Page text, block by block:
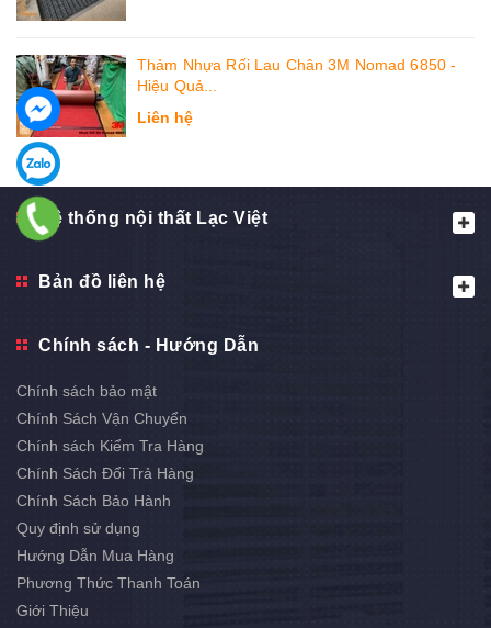
Thảm Nhựa Rối Lau Chân 3M Nomad 6850 -
Hiệu Quả...
Liên hệ
Hệ thống nội thất Lạc Việt
Bản đồ liên hệ
Chính sách - Hướng Dẫn
Chính sách bảo mật
Chính Sách Vận Chuyển
Chính sách Kiểm Tra Hàng
Chính Sách Đổi Trả Hàng
Chính Sách Bảo Hành
Quy định sử dụng
Hướng Dẫn Mua Hàng
Phương Thức Thanh Toán
Giới Thiệu